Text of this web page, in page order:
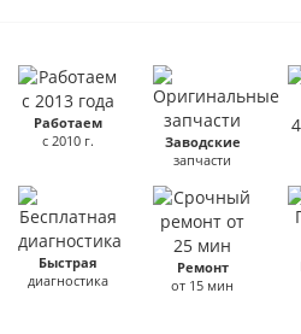
Работаем
с 2010 г.
Заводские
запчасти
Быстрая
диагностика
Ремонт
от 15 мин